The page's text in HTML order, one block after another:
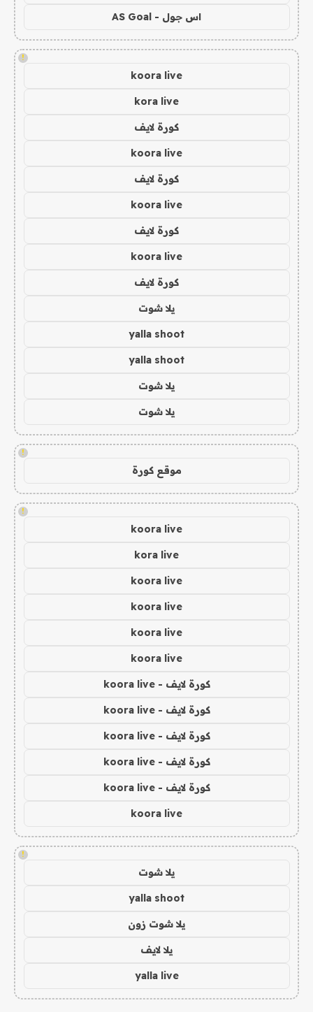
اس جول - AS Goal
!
koora live
kora live
كورة لايف
koora live
كورة لايف
koora live
كورة لايف
koora live
كورة لايف
يلا شوت
yalla shoot
yalla shoot
يلا شوت
يلا شوت
!
موقع كورة
!
koora live
kora live
koora live
koora live
koora live
koora live
كورة لايف - koora live
كورة لايف - koora live
كورة لايف - koora live
كورة لايف - koora live
كورة لايف - koora live
koora live
!
يلا شوت
yalla shoot
يلا شوت زون
يلا لايف
yalla live